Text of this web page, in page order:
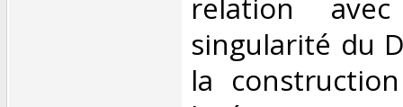
relation
singularité du
la